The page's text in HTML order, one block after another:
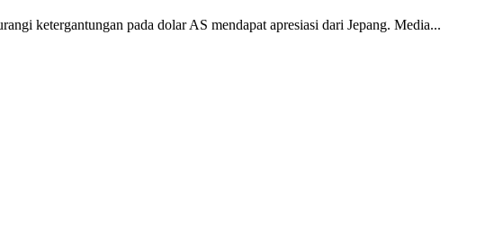
ketergantungan pada dolar AS mendapat apresiasi dari Jepang. Media...